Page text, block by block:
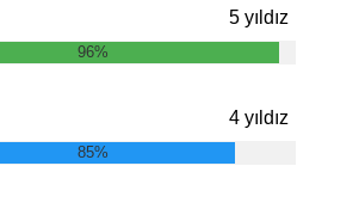
5 yıldız
96%
4 yıldız
85%